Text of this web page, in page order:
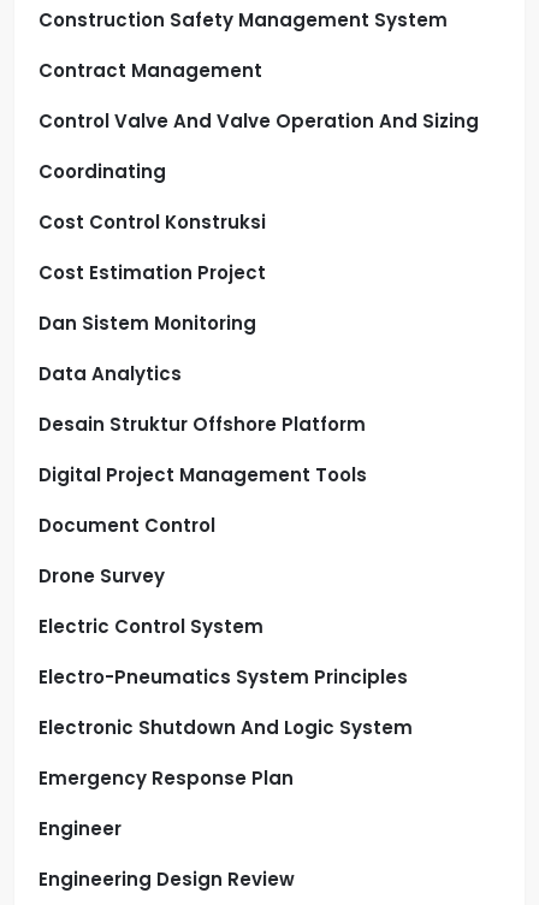
Construction Safety Management System
Contract Management
Control Valve And Valve Operation And Sizing
Coordinating
Cost Control Konstruksi
Cost Estimation Project
Dan Sistem Monitoring
Data Analytics
Desain Struktur Offshore Platform
Digital Project Management Tools
Document Control
Drone Survey
Electric Control System
Electro-Pneumatics System Principles
Electronic Shutdown And Logic System
Emergency Response Plan
Engineer
Engineering Design Review